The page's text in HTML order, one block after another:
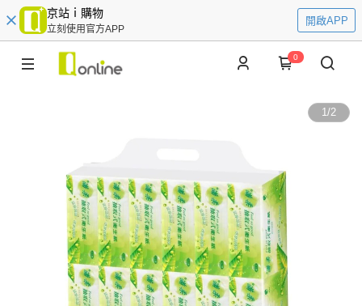
京站ｉ購物
立刻使用官方APP
開啟APP
0
1/2